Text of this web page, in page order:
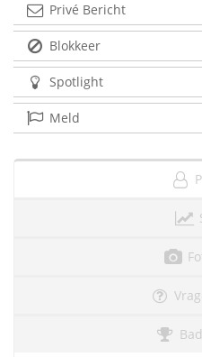
Privé Bericht
Blokkeer
Spotlight
Meld